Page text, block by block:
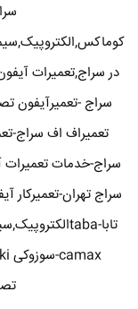
در سراج,تعمیرات
سراج -تعمیرآیفون
تعمیراف اف سراج-
سراج-خدمات تعمیرات
سراج تهران-تعمیرکار